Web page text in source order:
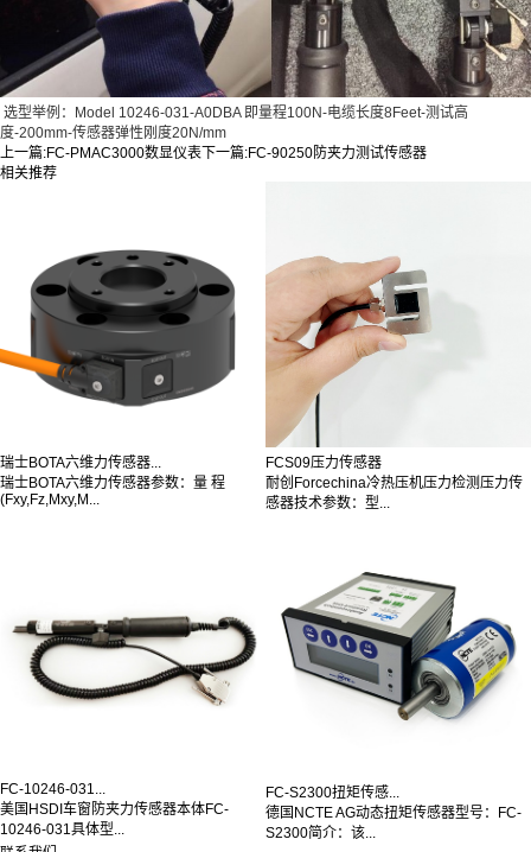
选型举例：Model 10246-031-A0DBA 即量程100N-电缆长度8Feet-测试高
度-200mm-传感器弹性刚度20N/mm
上一篇:FC-PMAC3000数显仪表 下一篇:FC-90250防夹力测试传感器
相关推荐
瑞士BOTA六维力传感器...
瑞士BOTA六维力传感器参数：量 程
(Fxy,Fz,Mxy,M...
FCS09压力传感器
耐创Forcechina冷热压机压力检测压力传
感器技术参数：型...
FC-10246-031...
美国HSDI车窗防夹力传感器本体FC-
10246-031具体型...
FC-S2300扭矩传感...
德国NCTE AG动态扭矩传感器型号：FC-
S2300简介：该...